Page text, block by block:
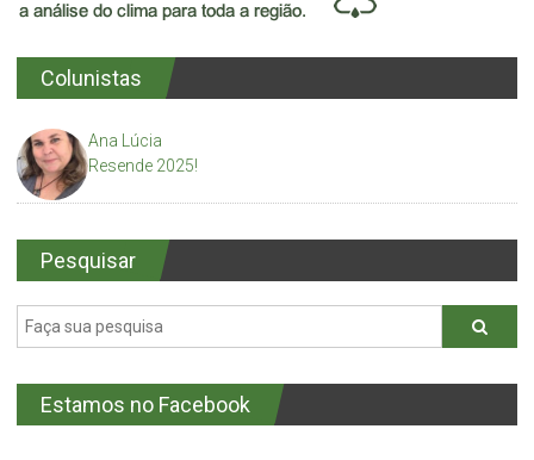
Colunistas
Ana Lúcia
Resende 2025!
Pesquisar
Estamos no Facebook